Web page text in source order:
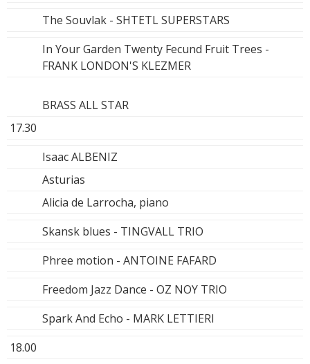
The Souvlak - SHTETL SUPERSTARS
In Your Garden Twenty Fecund Fruit Trees -
FRANK LONDON'S KLEZMER
BRASS ALL STAR
17.30
Isaac ALBENIZ
Asturias
Alicia de Larrocha, piano
Skansk blues - TINGVALL TRIO
Phree motion - ANTOINE FAFARD
Freedom Jazz Dance - OZ NOY TRIO
Spark And Echo - MARK LETTIERI
18.00